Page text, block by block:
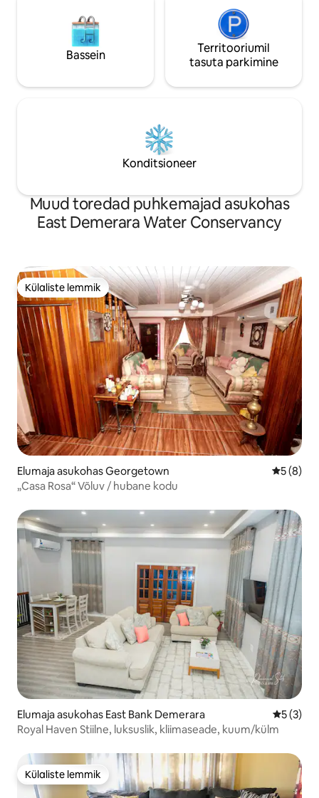
Bassein
Territooriumil
tasuta parkimine
Konditsioneer
Muud toredad puhkemajad asukohas
East Demerara Water Conservancy
Külaliste lemmik
Külaliste lemmik
Elumaja asukohas Georgetown
5 (8)
„Casa Rosa“ Võluv / hubane kodu
Elumaja asukohas East Bank Demerara
5 (3)
Royal Haven Stiilne, luksuslik, kliimaseade, kuum/külm
Külaliste lemmik
Külaliste lemmik